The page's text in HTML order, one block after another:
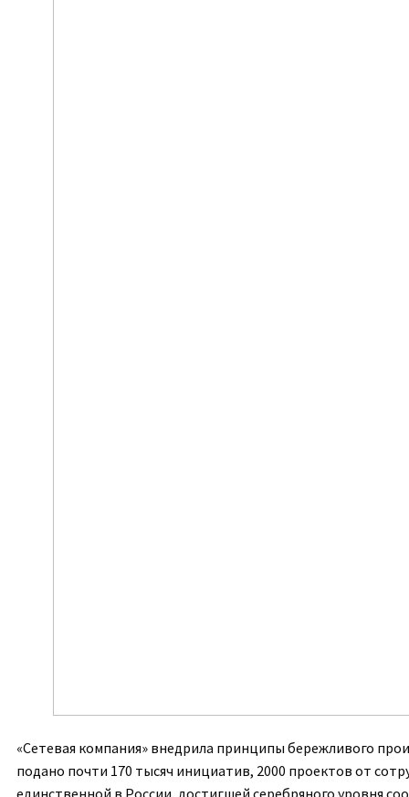
«Сетевая компания» внедрила принципы бережливого
подано почти 170 тысяч инициатив, 2000 проектов от
единственной в России, достигшей серебряного уровня